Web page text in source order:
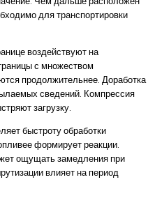
для транспортировки
воздействуют на
с множеством
продолжительнее. Доработка
сведений. Компрессия
загрузку.
быстроту обработки
формирует реакции.
ощущать замедления при
влияет на период